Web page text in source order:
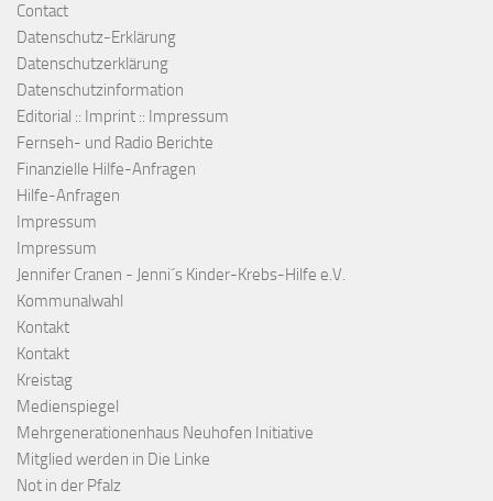
Contact
Datenschutz-Erklärung
Datenschutzerklärung
Datenschutzinformation
Editorial :: Imprint :: Impressum
Fernseh- und Radio Berichte
Finanzielle Hilfe-Anfragen
Hilfe-Anfragen
Impressum
Impressum
Jennifer Cranen - Jenni´s Kinder-Krebs-Hilfe e.V.
Kommunalwahl
Kontakt
Kontakt
Kreistag
Medienspiegel
Mehrgenerationenhaus Neuhofen Initiative
Mitglied werden in Die Linke
Not in der Pfalz